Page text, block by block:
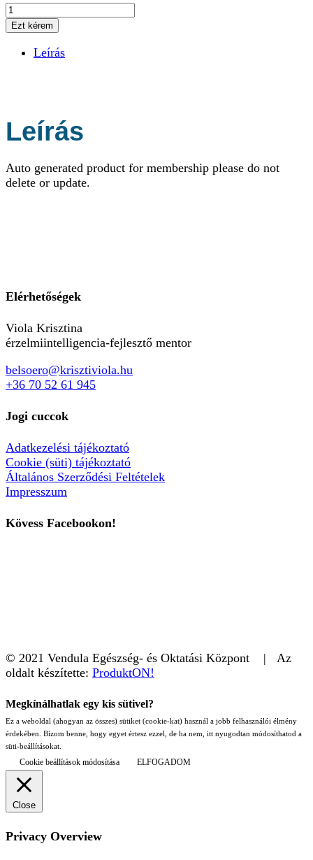
Membership
Product
mennyiség
Ezt kérem
Leírás
Leírás
Auto generated product for membership please do not
delete or update.
Elérhetőségek
Viola Krisztina
érzelmiintelligencia-fejlesztő mentor
belsoero@krisztiviola.hu
+36 70 52 61 945
Jogi cuccok
Adatkezelési tájékoztató
Cookie (süti) tájékoztató
Általános Szerződési Feltételek
Impresszum
Kövess Facebookon!
© 2021 Vendula Egészség- és Oktatási Központ | Az
oldalt készítette: ProduktON!
Megkínálhatlak egy kis sütivel?
Ez a weboldal (ahogyan az összes) sütiket (cookie-kat) használ a jobb felhasználói élmény
érdekében. Bízom benne, hogy egyet értesz ezzel, de ha nem, itt nyugodtan módosíthatod a
süti-beállításokat.
Cookie beállítások módosítása ELFOGADOM
Close
Privacy Overview